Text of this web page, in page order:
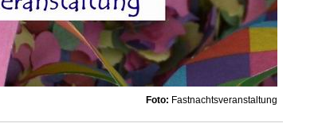
Foto: Fastnachtsveranstaltung